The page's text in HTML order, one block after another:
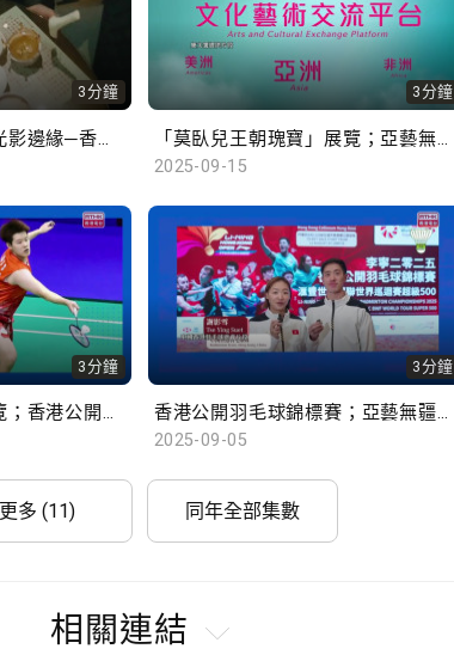
3分鐘
亞藝無疆藝術節；「光影邊緣─香港電影的臥底世界」
3分鐘
「莫臥兒王朝瑰寶」展覽；亞藝無疆藝術節
2025-09-15
3分鐘
抗戰勝利八十周年展覽；香港公開羽毛球錦標賽
3分鐘
香港公開羽毛球錦標賽；亞藝無疆藝術節
2025-09-05
更多 (11) 同年全部集數
相關連結